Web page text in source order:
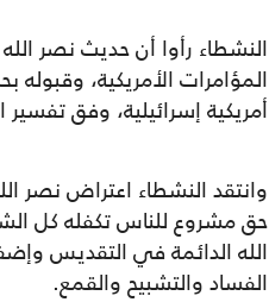
النشطاء رأوا أن حديث نصر
المؤامرات الأمريكية،
أمريكية إسرائيلية، وفق تفسير
وانتقد النشطاء اعتراض نصر
حق مشروع للناس تكفله كل
الله الدائمة في التقديس
الفساد والتشبيح والقمع.